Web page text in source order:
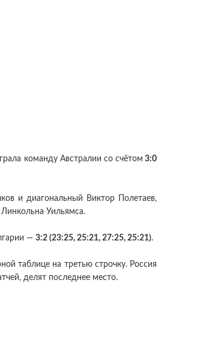
команду Австралии со счётом 3:0
и диагональный Виктор Полетаев,
Уильямса.
— 3:2 (23:25, 25:21, 27:25, 25:21).
таблице на третью строчку. Россия
делят последнее место.